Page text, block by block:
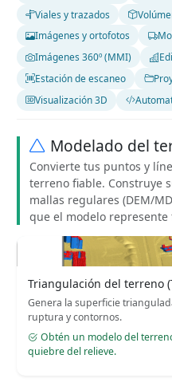
Viales y trazados
Imágenes y ortofotos
Imágenes 360º (MMI)
Estación de escaneo
Visualización 3D
Modelado del
Convierte tus puntos y
terreno fiable. Construye
mallas regulares (DEM/
que el modelo
Triangulación del terreno
Genera la superficie
ruptura y contornos.
Obtén un modelo del
quiebre del relieve.